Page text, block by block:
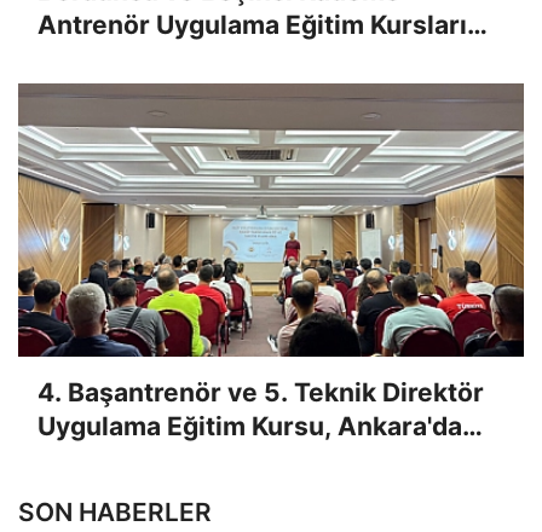
Antrenör Uygulama Eğitim Kursları
4. Başantrenör ve 5. Teknik Direktör
Uygulama Eğitim Kursu, Ankara'da
SON HABERLER